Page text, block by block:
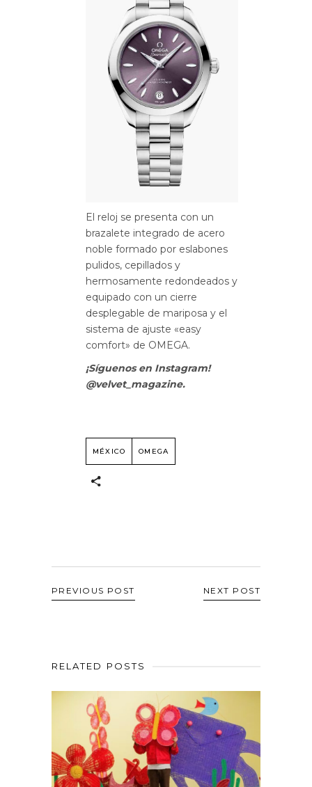
El reloj se presenta con un
brazalete integrado de acero
noble formado por eslabones
pulidos, cepillados y
hermosamente redondeados y
equipado con un cierre
desplegable de mariposa y el
sistema de ajuste «easy
comfort» de OMEGA.
¡Síguenos en Instagram!
@velvet_magazine.
MÉXICO OMEGA
PREVIOUS POST NEXT POST
RELATED POSTS